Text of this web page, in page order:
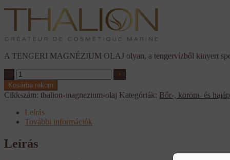
A TENGERI MAGNÉZIUM OLAJ olyan, a tengervízből kinyert
-
Thalion
magnézium
olaj
mennyiség
+
Kosárba rakom
Cikkszám: thalion-magnezium-olaj Kategóriák: Bőr-, köröm- és
Leírás
További információk
Leírás